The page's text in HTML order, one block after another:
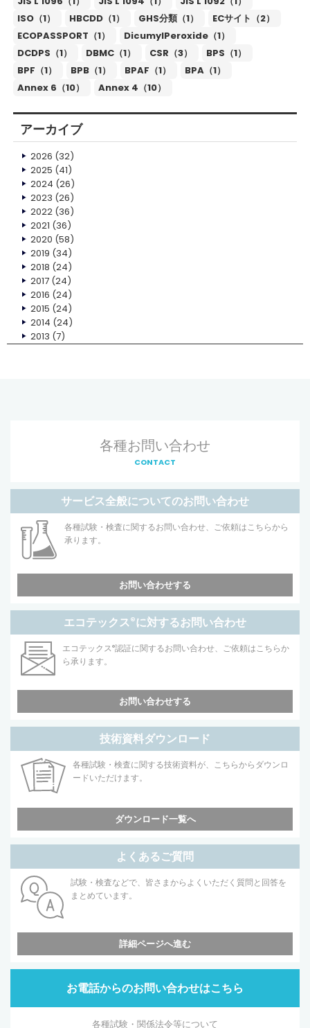
ISO（1）
HBCDD（1） GHS分類（1）
ECサイト（2）
ECOPASSPORT（1）
DicumylPeroxide（1）
DCDPS（1）
DBMC（1） CSR（3）
BPS（1）
BPF（1）
BPB（1） BPAF（1）
BPA（1）
Annex 6（10）
Annex 4（10）
アーカイブ
2026 (32)
2025 (41)
2024 (26)
2023 (26)
2022(36)
2021 (36)
2020 (58)
2019 (34)
2018 (24)
2017(24)
2016 (24)
2015 (24)
2014 (24)
2013 (7)
各種お問い合わせ
CONTACT
サービス全般についてのお問い合わせ
各種試験・検査に関するお問い合わせ、ご依頼はこちらから
承ります。
お問い合わせする
エコテックス®に対するお問い合わせ
エコテックス®認証に関するお問い合わせ、ご依頼はこちらか
ら承ります。
お問い合わせする
技術資料ダウンロード
各種試験・検査に関する技術資料が、こちらからダウンロ
ードいただけます。
ダウンロード一覧へ
よくあるご質問
試験・検査などで、皆さまからよくいただく質問と回答を
まとめています。
詳細ページへ進む
お電話からのお問い合わせはこちら
各種試験・関係法令等について